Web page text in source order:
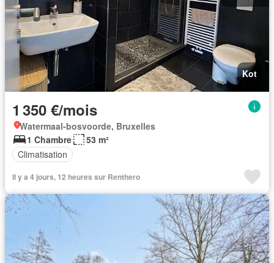
Kot
1 350 €/mois
Watermaal-bosvoorde, Bruxelles
1 Chambre
53 m²
Climatisation
Il y a 4 jours, 12 heures sur Renthero